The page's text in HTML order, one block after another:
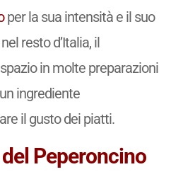
per la sua intensità e il suo
resto d’Italia, il
in molte preparazioni
ingrediente
il gusto dei piatti.
Peperoncino